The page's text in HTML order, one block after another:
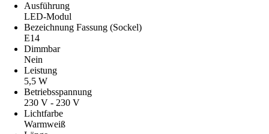
Ausführung
LED-Modul
Bezeichnung Fassung (Sockel)
E14
Dimmbar
Nein
Leistung
5,5 W
Betriebsspannung
230 V - 230 V
Lichtfarbe
Warmweiß